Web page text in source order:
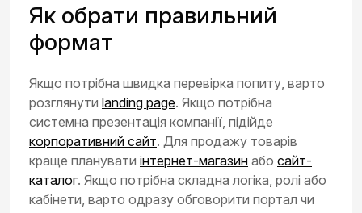
Як обрати правильний
формат
Якщо потрібна швидка перевірка попиту, варто
розглянути landing page. Якщо потрібна
системна презентація компанії, підійде
корпоративний сайт. Для продажу товарів
краще планувати інтернет-магазин або сайт-
каталог. Якщо потрібна складна логіка, ролі або
кабінети, варто одразу обговорити портал чи